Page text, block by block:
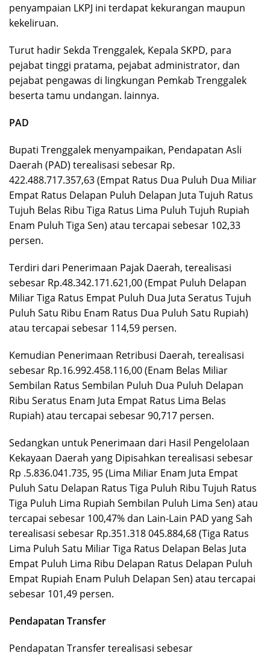
penyampaian LKPJ ini terdapat kekurangan maupun
kekeliruan.
Turut hadir Sekda Trenggalek, Kepala SKPD, para
pejabat tinggi pratama, pejabat administrator, dan
pejabat pengawas di lingkungan Pemkab Trenggalek
beserta tamu undangan. lainnya.
PAD
Bupati Trenggalek menyampaikan, Pendapatan Asli
Daerah (PAD) terealisasi sebesar Rp.
422.488.717.357,63 (Empat Ratus Dua Puluh Dua Miliar
Empat Ratus Delapan Puluh Delapan Juta Tujuh Ratus
Tujuh Belas Ribu Tiga Ratus Lima Puluh Tujuh Rupiah
Enam Puluh Tiga Sen) atau tercapai sebesar 102,33
persen.
Terdiri dari Penerimaan Pajak Daerah, terealisasi
sebesar Rp.48.342.171.621,00 (Empat Puluh Delapan
Miliar Tiga Ratus Empat Puluh Dua Juta Seratus Tujuh
Puluh Satu Ribu Enam Ratus Dua Puluh Satu Rupiah)
atau tercapai sebesar 114,59 persen.
Kemudian Penerimaan Retribusi Daerah, terealisasi
sebesar Rp.16.992.458.116,00 (Enam Belas Miliar
Sembilan Ratus Sembilan Puluh Dua Puluh Delapan
Ribu Seratus Enam Juta Empat Ratus Lima Belas
Rupiah) atau tercapai sebesar 90,717 persen.
Sedangkan untuk Penerimaan dari Hasil Pengelolaan
Kekayaan Daerah yang Dipisahkan terealisasi sebesar
Rp .5.836.041.735, 95 (Lima Miliar Enam Juta Empat
Puluh Satu Delapan Ratus Tiga Puluh Ribu Tujuh Ratus
Tiga Puluh Lima Rupiah Sembilan Puluh Lima Sen) atau
tercapai sebesar 100,47% dan Lain-Lain PAD yang Sah
terealisasi sebesar Rp.351.318 045.884,68 (Tiga Ratus
Lima Puluh Satu Miliar Tiga Ratus Delapan Belas Juta
Empat Puluh Lima Ribu Delapan Ratus Delapan Puluh
Empat Rupiah Enam Puluh Delapan Sen) atau tercapai
sebesar 101,49 persen.
Pendapatan Transfer
Pendapatan Transfer terealisasi sebesar